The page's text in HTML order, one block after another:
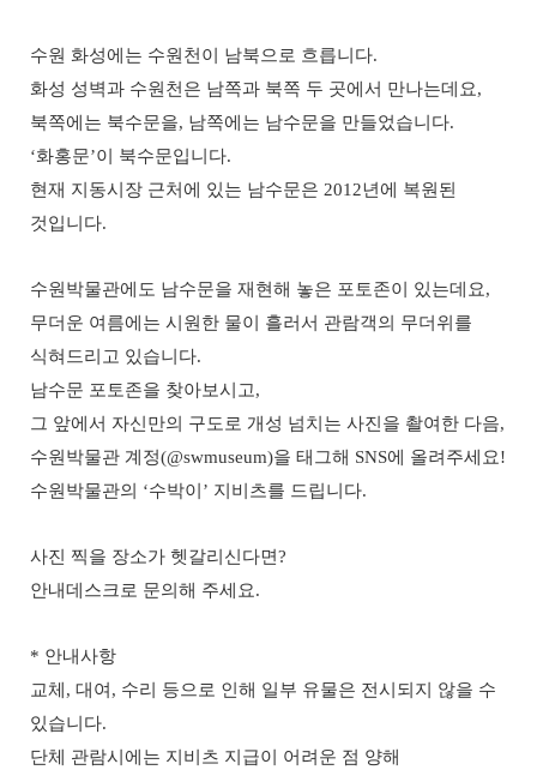
수원 화성에는 수원천이 남북으로 흐릅니다.
화성 성벽과 수원천은 남쪽과 북쪽 두 곳에서 만나는데요,
북쪽에는 북수문을, 남쪽에는 남수문을 만들었습니다.
‘화홍문’이 북수문입니다.
현재 지동시장 근처에 있는 남수문은 2012년에 복원된
것입니다.
수원박물관에도 남수문을 재현해 놓은 포토존이 있는데요,
무더운 여름에는 시원한 물이 흘러서 관람객의 무더위를
식혀드리고 있습니다.
남수문 포토존을 찾아보시고,
그 앞에서 자신만의 구도로 개성 넘치는 사진을 촬여한 다음,
수원박물관 계정(@swmuseum)을 태그해 SNS에 올려주세요!
수원박물관의 ‘수박이’ 지비츠를 드립니다.
사진 찍을 장소가 헷갈리신다면?
안내데스크로 문의해 주세요.
* 안내사항
교체, 대여, 수리 등으로 인해 일부 유물은 전시되지 않을 수
있습니다.
단체 관람시에는 지비츠 지급이 어려운 점 양해